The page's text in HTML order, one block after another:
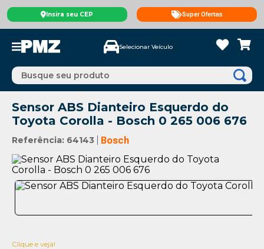
Insira seu CEP Super Ofertas
Selecionar Veículo
Busque seu produto
Sensor ABS Dianteiro Esquerdo do
Toyota Corolla - Bosch 0 265 006 676
Referência: 64143 Bosch
Clique e veja!